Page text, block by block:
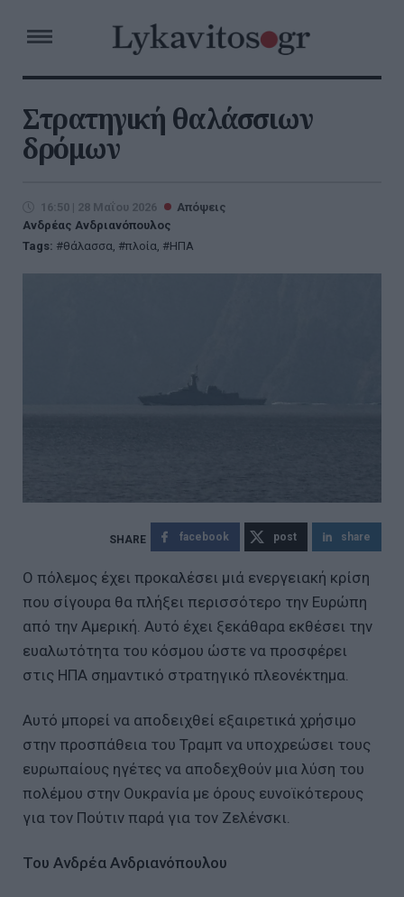
Στρατηγική θαλάσσιων
δρόμων
16:50 | 28 Μαΐου 2026
Απόψεις
Ανδρέας Ανδριανόπουλος
Tags:
θάλασσα, πλοία, ΗΠΑ
facebook post share
Ο πόλεμος έχει προκαλέσει μιά ενεργειακή κρίση
που σίγουρα θα πλήξει περισσότερο την Ευρώπη
από την Αμερική. Αυτό έχει ξεκάθαρα εκθέσει την
ευαλωτότητα του κόσμου ώστε να προσφέρει
στις ΗΠΑ σημαντικό στρατηγικό πλεονέκτημα.
Αυτό μπορεί να αποδειχθεί εξαιρετικά χρήσιμο
στην προσπάθεια του Τραμπ να υποχρεώσει τους
ευρωπαίους ηγέτες να αποδεχθούν μια λύση του
πολέμου στην Ουκρανία με όρους ευνοϊκότερους
για τον Πούτιν παρά για τον Ζελένσκι.
Του Ανδρέα Ανδριανόπουλου